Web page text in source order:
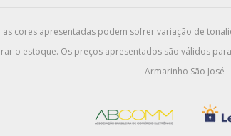
cores apresentadas podem sofrer variação de
o estoque. Os preços apresentados são válidos
Armarinho São José